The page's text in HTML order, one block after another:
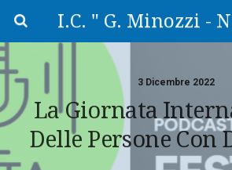
I.C. " G. Minozzi -
3 Dicembre 2022
La Giornata
Delle Persone Con